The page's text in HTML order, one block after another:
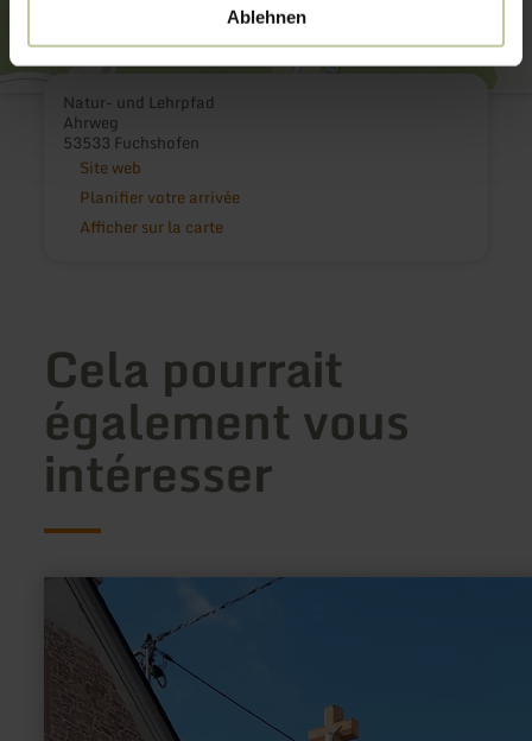
Ablehnen
Natur- und Lehrpfad
Ahrweg
53533 Fuchshofen
Site web
Planifier votre arrivée
Afficher sur la carte
Cela pourrait
également vous
intéresser
savoir
sur
Prangerkreuz
Dreis